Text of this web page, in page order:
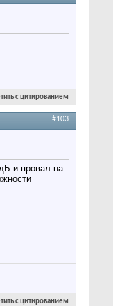
с цитированием
#103
и провал на
с цитированием